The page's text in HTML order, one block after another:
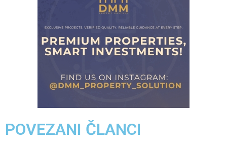
POVEZANI ČLANCI